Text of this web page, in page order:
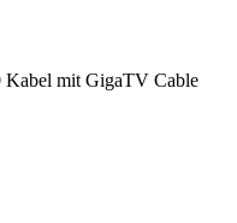
Kabel mit GigaTV Cable